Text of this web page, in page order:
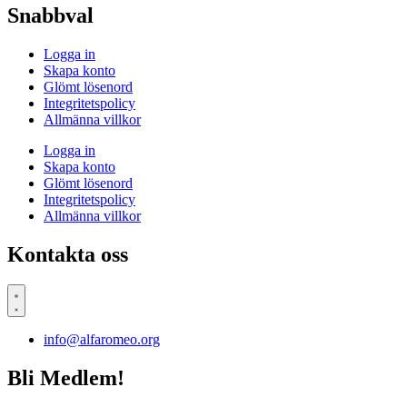
Snabbval
Logga in
Skapa konto
Glömt lösenord
Integritetspolicy
Allmänna villkor
Logga in
Skapa konto
Glömt lösenord
Integritetspolicy
Allmänna villkor
Kontakta oss
info@alfaromeo.org
Bli Medlem!